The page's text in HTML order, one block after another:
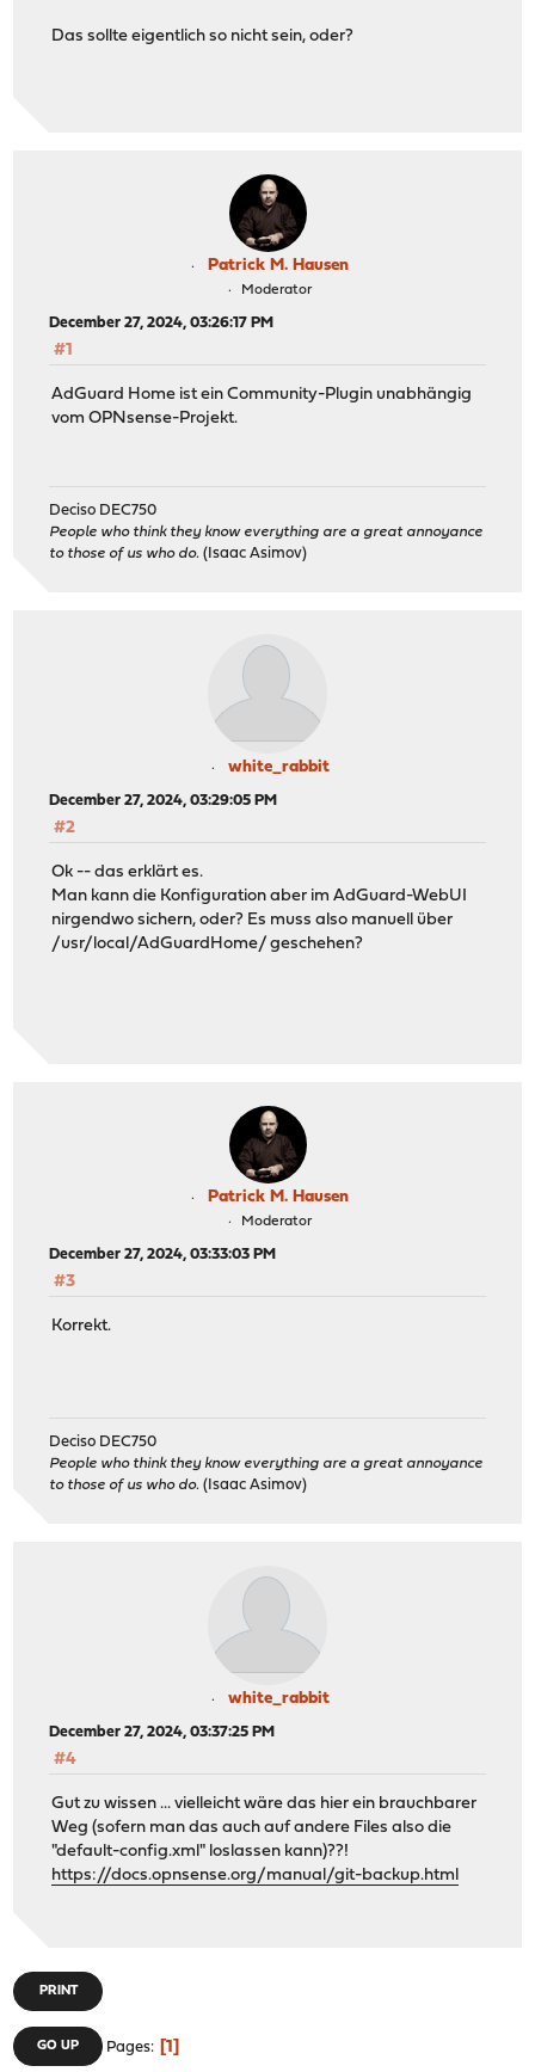
Das sollte eigentlich so nicht sein, oder?
Patrick M. Hausen
Moderator
December 27, 2024, 03:26:17 PM
#1
AdGuard Home ist ein Community-Plugin unabhängig
vom OPNsense-Projekt.
Deciso DEC750
People who think they know everything are a great annoyance
to those of us who do. (Isaac Asimov)
white_rabbit
December 27, 2024, 03:29:05 PM
#2
Ok -- das erklärt es.
Man kann die Konfiguration aber im AdGuard-WebUI
nirgendwo sichern, oder? Es muss also manuell über
/usr/local/AdGuardHome/ geschehen?
Patrick M. Hausen
Moderator
December 27, 2024, 03:33:03 PM
#3
Korrekt.
Deciso DEC750
People who think they know everything are a great annoyance
to those of us who do. (Isaac Asimov)
white_rabbit
December 27, 2024, 03:37:25 PM
#4
Gut zu wissen ... vielleicht wäre das hier ein brauchbarer
Weg (sofern man das auch auf andere Files also die
"default-config.xml" loslassen kann)??!
https://docs.opnsense.org/manual/git-backup.html
PRINT
GO UP Pages 1